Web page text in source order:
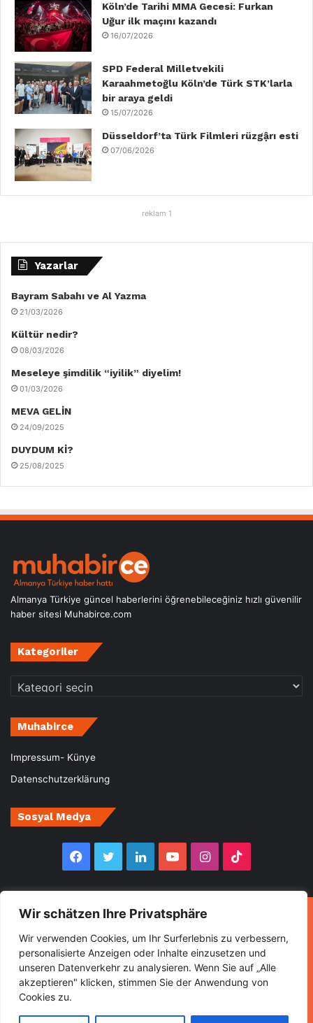
Wir schätzen Ihre Privatsphäre
Wir verwenden Cookies, um Ihr Surferlebnis zu verbessern,
personalisierte Anzeigen oder Inhalte einzusetzen und
unseren Datenverkehr zu analysieren. Wenn Sie auf „Alle
akzeptieren" klicken, stimmen Sie der Anwendung von
Cookies zu.
Köln’de Tarihi MMA Gecesi: Furkan
Uğur ilk maçını kazandı
16/07/2026
SPD Federal Milletvekili
Karaahmetoğlu Köln’de Türk STK’larla
bir araya geldi
15/07/2026
Düsseldorf’ta Türk Filmleri rüzgậrı esti
07/06/2026
reklam 1
Yazarlar
Bayram Sabahı ve Al Yazma
21/03/2026
Kültür nedir?
08/03/2026
Meseleye şimdilik “iyilik” diyelim!
01/03/2026
MEVA GELİN
24/09/2025
DUYDUM Kİ?
25/08/2025
Almanya Türkiye güncel haberlerini öğrenebileceğiniz hızlı güvenilir
haber sitesi Muhabirce.com
Kategoriler
Kategoriler
Muhabirce
Impressum- Künye
Datenschutzerklärung
Sosyal Medya
Facebook
TwitterLinkedInYouTubeInstagram
© Copyright 2026, All Rights Reserved Muhabirce
Ana Sayfa
Haberler Ekonomi
Gurbette Bir Ömür
Kültür&Sanat
Spor Turizm